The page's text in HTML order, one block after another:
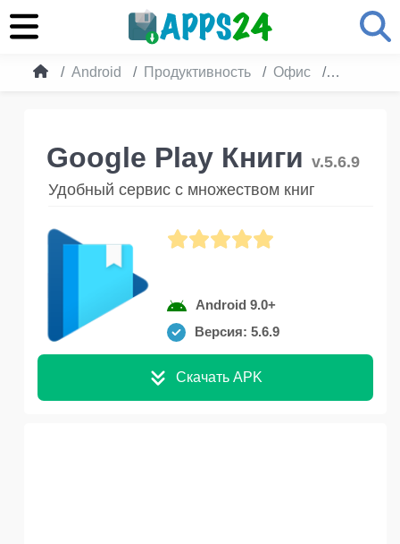
Android Продуктивность Офис Google
Google Play Книги v.5.6.9
Удобный сервис с множеством книг
Android 9.0+
Версия: 5.6.9
Скачать APK